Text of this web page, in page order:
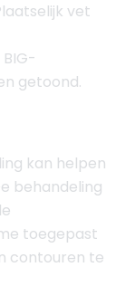
vet
getoond.
kan helpen
behandeling
toegepast
contouren te